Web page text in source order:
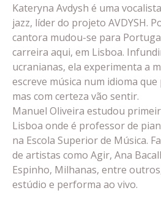
Kateryna Avdysh é uma
jazz, líder do projeto AVDYSH.
cantora mudou-se para
carreira aqui, em Lisboa.
ucranianas, ela experimenta a
escreve música num idioma
mas com certeza vão sentir.
Manuel Oliveira estudou
Lisboa onde é professor de
na Escola Superior de Música.
de artistas como Agir, Ana
Espinho, Milhanas, entre
estúdio e performa ao vivo.